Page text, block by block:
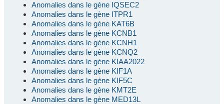
Anomalies dans le gène IQSEC2
Anomalies dans le gène ITPR1
Anomalies dans le gène KAT6B
Anomalies dans le gène KCNB1
Anomalies dans le gène KCNH1
Anomalies dans le gène KCNQ2
Anomalies dans le gène KIAA2022
Anomalies dans le gène KIF1A
Anomalies dans le gène KIF5C
Anomalies dans le gène KMT2E
Anomalies dans le gène MED13L